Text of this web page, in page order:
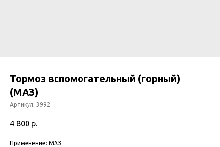
Тормоз вспомогательный (горный)
(МАЗ)
Артикул: 3992
4 800 р.
Применение: МАЗ